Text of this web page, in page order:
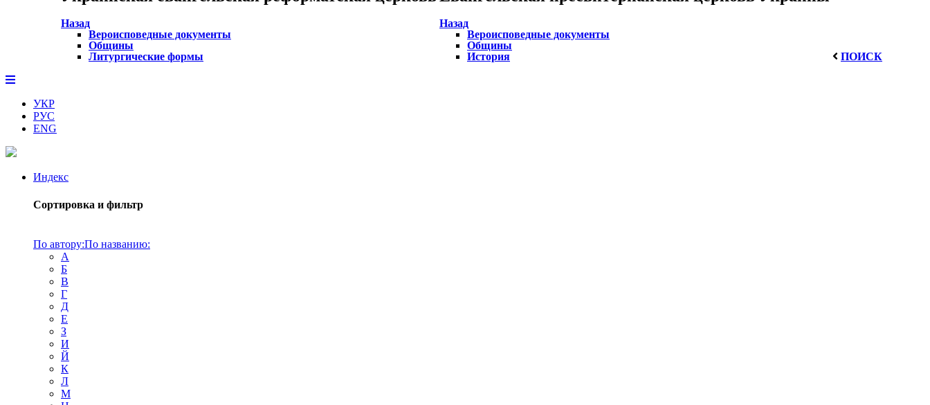
Назад
Вероисповедные документы
Общины
Литургические формы
Назад
Вероисповедные документы
Общины
История
ПОИСК
УКР
РУС
ENG
Индекс
Сортировка и фильтр
По автору:По названию:
А
Б
В
Г
Д
Е
З
И
Й
К
Л
М